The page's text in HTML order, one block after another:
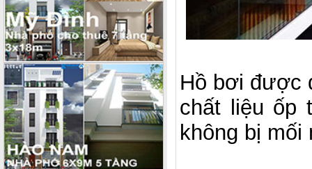
Hồ bơi được
chất liệu ốp
không bị